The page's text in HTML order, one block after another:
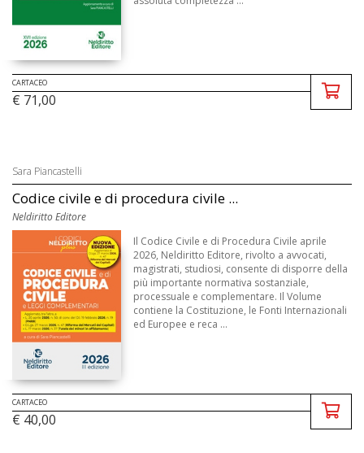
CARTACEO
€ 71,00
Sara Piancastelli
Codice civile e di procedura civile ...
Neldiritto Editore
Il Codice Civile e di Procedura Civile aprile
2026, Neldiritto Editore, rivolto a avvocati,
magistrati, studiosi, consente di disporre della
più importante normativa sostanziale,
processuale e complementare. Il Volume
contiene la Costituzione, le Fonti Internazionali
ed Europee e reca ...
CARTACEO
€ 40,00